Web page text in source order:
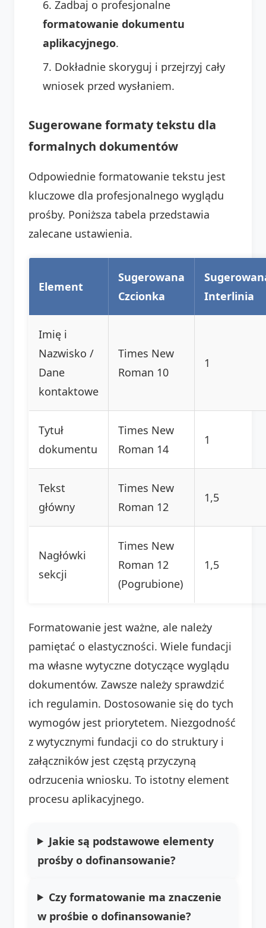
Zadbaj o profesjonalne
formatowanie dokumentu
aplikacyjnego.
Dokładnie skoryguj i przejrzyj cały
wniosek przed wysłaniem.
Sugerowane formaty tekstu dla
formalnych dokumentów
Odpowiednie formatowanie tekstu jest
kluczowe dla profesjonalnego wyglądu
prośby. Poniższa tabela przedstawia
zalecane ustawienia.
Element
Sugerowana
Czcionka
Interlinia
Imię i
Nazwisko /
Dane
kontaktowe
Times New
Roman 10
1
Tytuł
dokumentu
Times New
Roman 14
1
Tekst
główny
Times New
Roman 12
1,5
Nagłówki
sekcji
Times New
Roman 12
(Pogrubione)
1,5
Formatowanie jest ważne, ale należy
pamiętać o elastyczności. Wiele fundacji
ma własne wytyczne dotyczące wyglądu
dokumentów. Zawsze należy sprawdzić
ich regulamin. Dostosowanie się do tych
wymogów jest priorytetem. Niezgodność
z wytycznymi fundacji co do struktury i
załączników jest częstą przyczyną
odrzucenia wniosku. To istotny element
procesu aplikacyjnego.
Jakie są podstawowe elementy
prośby o dofinansowanie?
Czy formatowanie ma znaczenie
w prośbie o dofinansowanie?